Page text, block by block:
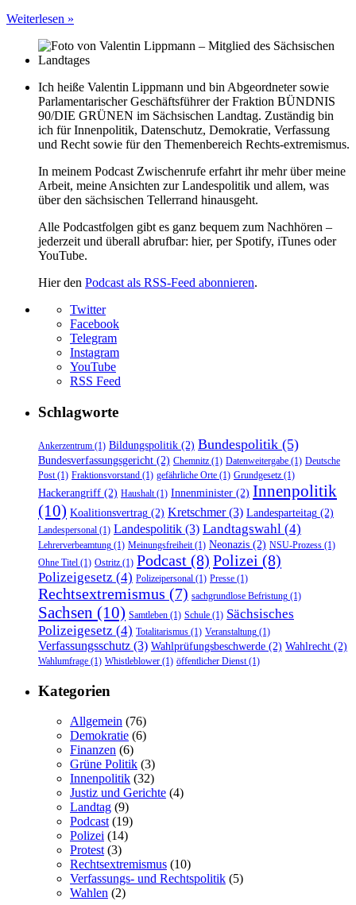
Weiterlesen »
Ich heiße Valentin Lippmann und bin Abgeordneter sowie
Parlamentarischer Geschäftsführer der Fraktion BÜNDNIS
90/DIE GRÜNEN im Sächsischen Landtag. Zuständig bin
ich für Innenpolitik, Datenschutz, Demokratie, Verfassung
und Recht sowie für den Themenbereich Rechts-extremismus.
In meinem Podcast Zwischenrufe erfahrt ihr mehr über meine
Arbeit, meine Ansichten zur Landespolitik und allem, was
über den sächsischen Tellerrand hinausgeht.
Alle Podcastfolgen gibt es ganz bequem zum Nachhören –
jederzeit und überall abrufbar: hier, per Spotify, iTunes oder
YouTube.
Hier den Podcast als RSS-Feed abonnieren.
Twitter
Facebook
Telegram
Instagram
YouTube
RSS Feed
Schlagworte
Ankerzentrum (1) Bildungspolitik (2) Bundespolitik (5)
Bundesverfassungsgericht (2) Chemnitz (1) Datenweitergabe (1) Deutsche
Post(1) Fraktionsvorstand (1) gefährliche Orte (1) Grundgesetz (1)
Hackerangriff (2) Haushalt(1) Innenminister (2) Innenpolitik
(10) Koalitionsvertrag (2) Kretschmer(3) Landesparteitag (2)
Landespersonal (1) Landespolitik (3) Landtagswahl (4)
Lehrerverbeamtung (1) Meinungsfreiheit(1) Neonazis (2) NSU-Prozess (1)
Ohne Titel (1) Ostritz (1) Podcast (8) Polizei (8)
Polizeigesetz (4) Polizeipersonal (1) Presse (1)
Rechtsextremismus (7) sachgrundlose Befristung (1)
Sachsen (10) Samtleben (1) Schule (1) Sächsisches
Polizeigesetz (4) Totalitarismus (1) Veranstaltung (1)
Verfassungsschutz (3) Wahlprüfungsbeschwerde (2) Wahlrecht (2)
Wahlumfrage (1) Whistleblower (1) öffentlicher Dienst(1)
Kategorien
Allgemein (76)
Demokratie (6)
Finanzen (6)
Grüne Politik (3)
Innenpolitik (32)
Justiz und Gerichte (4)
Landtag (9)
Podcast (19)
Polizei (14)
Protest (3)
Rechtsextremismus (10)
Verfassungs- und Rechtspolitik (5)
Wahlen (2)